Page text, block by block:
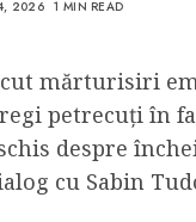
2026 1 MIN READ
mărturisiri
petrecuți în
despre
cu Sabin